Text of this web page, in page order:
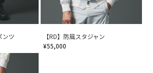
ンツ
【RD】防風スタジャン
¥55,000